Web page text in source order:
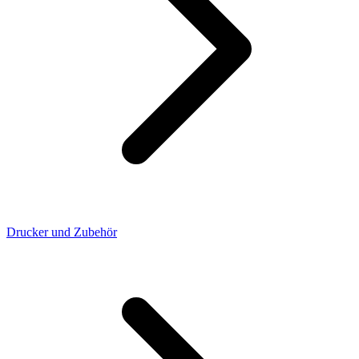
Drucker und Zubehör